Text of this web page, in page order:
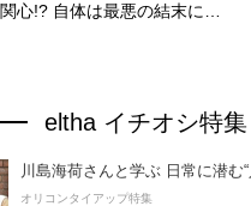
関心!? 自体は最悪の結末に…
eltha イチオシ特集
川島海荷さんと学ぶ 日常に潜む
オリコンタイアップ特集